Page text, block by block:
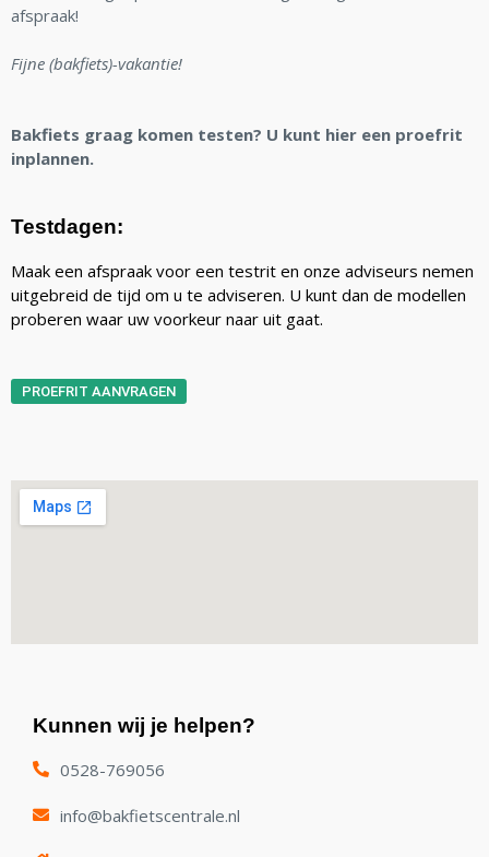
afspraak!
Fijne (bakfiets)-vakantie!
Bakfiets graag komen testen? U kunt hier een proefrit
inplannen.
Testdagen:
Maak een afspraak voor een testrit en onze adviseurs nemen
uitgebreid de tijd om u te adviseren. U kunt dan de modellen
proberen waar uw voorkeur naar uit gaat.
PROEFRIT AANVRAGEN
Kunnen wij je helpen?
0528-769056
info@bakfietscentrale.nl